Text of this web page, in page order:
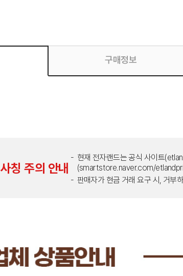
구매정보
사칭 주의 안내
현재 전자랜드는 공식 사이트
(smartstore.naver.com/
판매자가 현금 거래 요구 시, 거부